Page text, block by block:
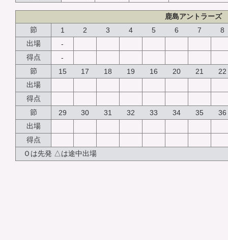
鹿島アントラーズ
節
1 2 3 4 5 6 7 8
出場 -
得点 -
節 15 17 18 19 16 20 21 22
出場
得点
節
29 30 31 32 33 34 35 36
出場
得点
Ｏは先発 △は途中出場